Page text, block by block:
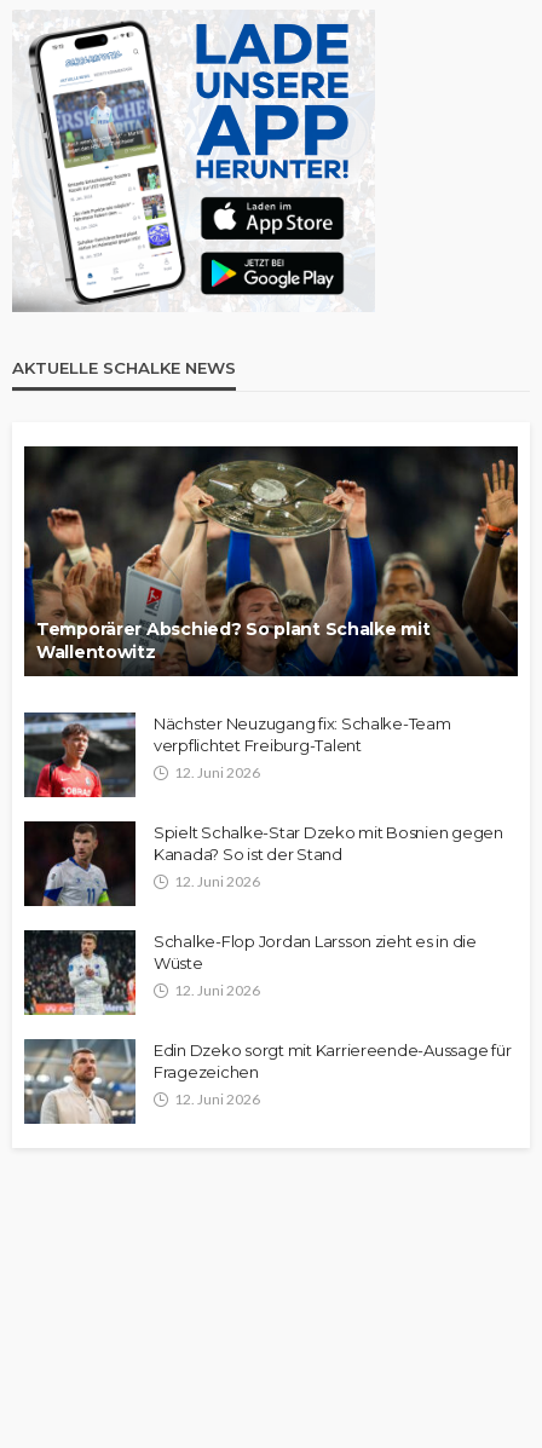
AKTUELLE SCHALKE NEWS
Temporärer Abschied? So plant Schalke mit
Wallentowitz
Nächster Neuzugang fix: Schalke-Team
verpflichtet Freiburg-Talent
12. Juni 2026
Spielt Schalke-Star Dzeko mit Bosnien gegen
Kanada? So ist der Stand
12. Juni 2026
Schalke-Flop Jordan Larsson zieht es in die
Wüste
12. Juni 2026
Edin Dzeko sorgt mit Karriereende-Aussage für
Fragezeichen
12. Juni 2026